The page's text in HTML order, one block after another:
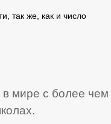
так же, как и число
мире с более чем